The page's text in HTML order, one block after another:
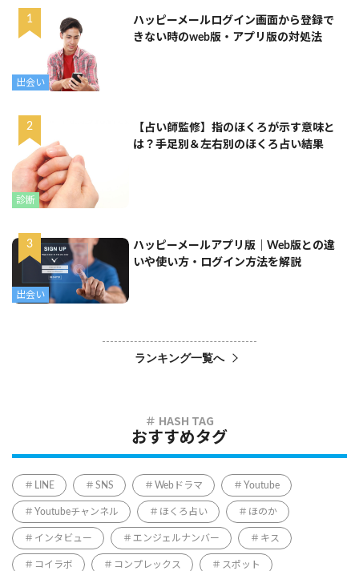
出会い
ハッピーメールログイン画面から登録で
きない時のweb版・アプリ版の対処法
診断
【占い師監修】指のほくろが示す意味と
は？手足別＆左右別のほくろ占い結果
出会い
ハッピーメールアプリ版｜Web版との違
いや使い方・ログイン方法を解説
ランキング一覧へ
おすすめタグ
LINE SNS Webドラマ Youtube
Youtubeチャンネル ほくろ占い ほのか
インタビュー エンジェルナンバー キス
コイラボ コンプレックス スポット